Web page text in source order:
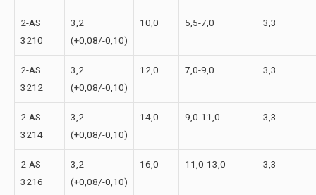
2-АS
3210
3,2
(+0,08/-0,10)
10,0 5,5-7,0 3,3
2-АS
3212
3,2
(+0,08/-0,10)
12,0 7,0-9,0 3,3
2-АS
3214
3,2
(+0,08/-0,10)
14,0 9,0-11,0 3,3
2-АS
3216
3,2
(+0,08/-0,10)
16,0 11,0-13,0 3,3